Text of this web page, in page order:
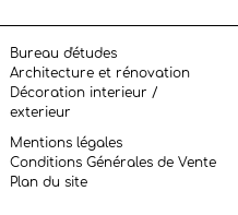
Bureau d'études
Architecture et rénovation
Décoration interieur /
exterieur
Mentions légales
Conditions Générales de Vente
Plan du site